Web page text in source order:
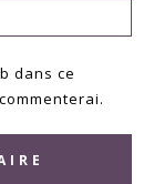
:
dans ce